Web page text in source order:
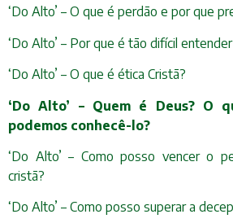
‘Do Alto’ – O que é perdão e por que
‘Do Alto’ – Por que é tão difícil
‘Do Alto’ – O que é ética Cristã?
‘Do Alto’ – Quem é Deus? O
podemos conhecê-lo?
‘Do Alto’ – Como posso vencer o
cristã?
‘Do Alto’ – Como posso superar a